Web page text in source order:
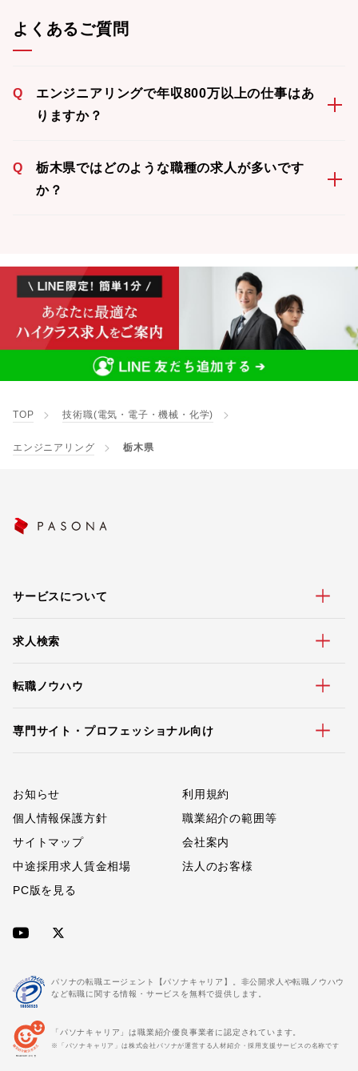
よくあるご質問
Q
エンジニアリングで年収800万以上の仕事はあ
りますか？
Q
栃木県ではどのような職種の求人が多いです
か？
TOP 技術職(電気・電子・機械・化学)
エンジニアリング 栃木県
サービスについて
求人検索
転職ノウハウ
専門サイト・プロフェッショナル向け
お知らせ
利用規約
個人情報保護方針
職業紹介の範囲等
サイトマップ
会社案内
中途採用求人賃金相場
法人のお客様
PC版を見る
パソナの転職エージェント【パソナキャリア】。非公開求人や転職ノウハウ
など転職に関する情報・サービスを無料で提供します。
「パソナキャリア」は職業紹介優良事業者に認定されています。
※「パソナキャリア」は株式会社パソナが運営する人材紹介・採用支援サービスの名称です